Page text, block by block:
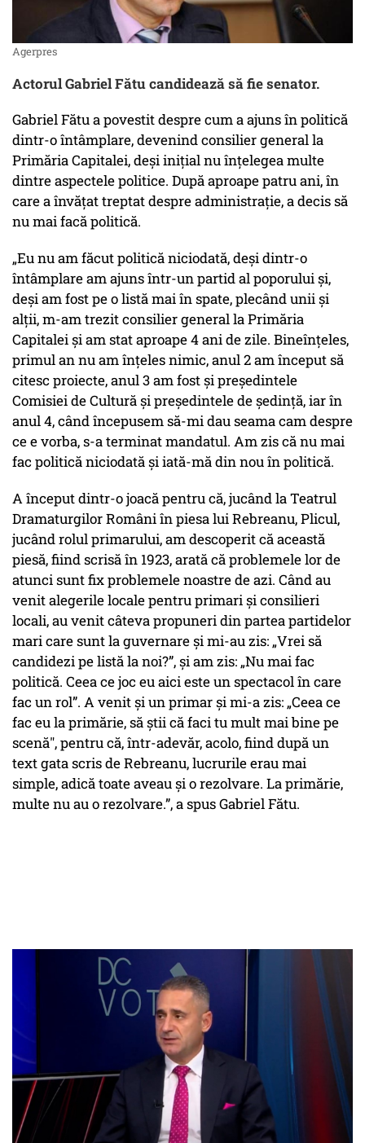
Agerpres
Actorul Gabriel Fătu candidează să fie senator.
Gabriel Fătu a povestit despre cum a ajuns în politică
dintr-o întâmplare, devenind consilier general la
Primăria Capitalei, deși inițial nu înțelegea multe
dintre aspectele politice. După aproape patru ani, în
care a învățat treptat despre administrație, a decis să
nu mai facă politică.
„Eu nu am făcut politică niciodată, deși dintr-o
întâmplare am ajuns într-un partid al poporului și,
deși am fost pe o listă mai în spate, plecând unii și
alții, m-am trezit consilier general la Primăria
Capitalei și am stat aproape 4 ani de zile. Bineînțeles,
primul an nu am înțeles nimic, anul 2 am început să
citesc proiecte, anul 3 am fost și președintele
Comisiei de Cultură și președintele de ședință, iar în
anul 4, când începusem să-mi dau seama cam despre
ce e vorba, s-a terminat mandatul. Am zis că nu mai
fac politică niciodată și iată-mă din nou în politică.
A început dintr-o joacă pentru că, jucând la Teatrul
Dramaturgilor Români în piesa lui Rebreanu, Plicul,
jucând rolul primarului, am descoperit că această
piesă, fiind scrisă în 1923, arată că problemele lor de
atunci sunt fix problemele noastre de azi. Când au
venit alegerile locale pentru primari și consilieri
locali, au venit câteva propuneri din partea partidelor
mari care sunt la guvernare și mi-au zis: „Vrei să
candidezi pe listă la noi?”,și am zis: „Nu mai fac
politică. Ceea ce joc eu aici este un spectacol în care
fac un rol”. A venit și un primar și mi-a zis: „Ceea ce
fac eu la primărie, să știi că faci tu mult mai bine pe
scenă",pentru că, într-adevăr, acolo, fiind după un
text gata scris de Rebreanu, lucrurile erau mai
simple, adică toate aveau și o rezolvare. La primărie,
multe nu au o rezolvare.”, a spus Gabriel Fătu.